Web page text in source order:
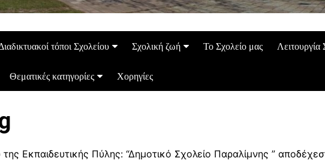
τόποι Σχολείου Σχολική ζωή Το Σχολείο μας Λειτουργία
Θεματικές κατηγορίες Χορηγίες
Εκπαιδευτικής Πύλης: “Δημοτικό Σχολείο Παραλίμνης ”